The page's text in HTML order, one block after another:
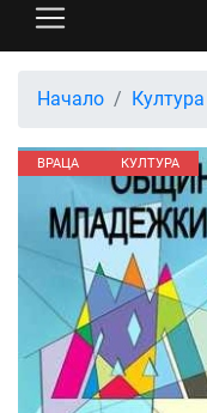
Начало Култура
ВРАЦА КУЛТУРА